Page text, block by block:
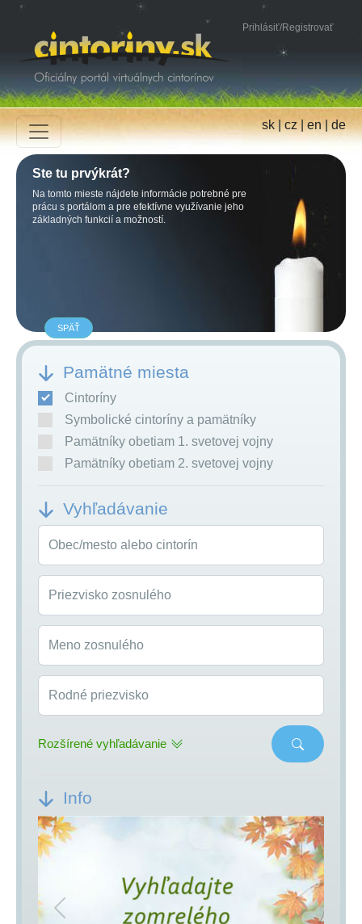
Prihlásiť/Registrovať
sk|cz|en|de
Ste tu prvýkrát?
Na tomto mieste nájdete informácie potrebné pre
prácu s portálom a pre efektívne využívanie jeho
základných funkcií a možností.
SPÄŤ
Pamätné miesta
Cintoríny
Symbolické cintoríny a pamätníky
Pamätníky obetiam 1. svetovej vojny
Pamätníky obetiam 2. svetovej vojny
Vyhľadávanie
Obec/mesto alebo cintorín
Priezvisko zosnulého
Meno zosnulého
Rodné priezvisko
Rozšírené vyhľadávanie
Info
Previous Next